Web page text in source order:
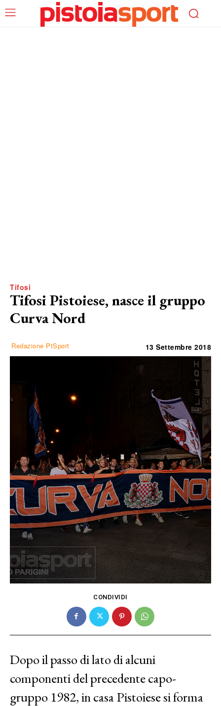
Tifosi
Tifosi Pistoiese, nasce il gruppo
Curva Nord
Redazione PtSport 13 Settembre 2018
CONDIVIDI
Dopo il passo di lato di alcuni
componenti del precedente capo-
gruppo 1982, in casa Pistoiese si forma